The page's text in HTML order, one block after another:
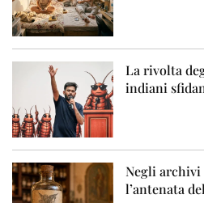
La rivolta
indiani
Negli archivi
l’antenata